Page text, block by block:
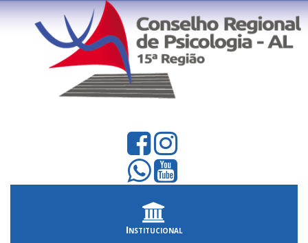
Institucional